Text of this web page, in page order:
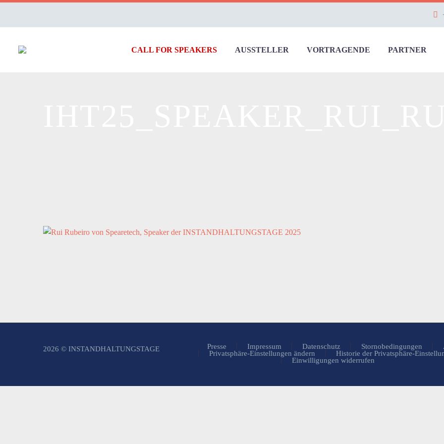
CALL FOR SPEAKERS AUSSTELLER VORTRAGENDE PARTNER
Presse Impressum Datenschutz Stornobedingungen
Privatsphäre-Einstellungen ändern
Historie der Privatsphäre-
Einwilligungen widerrufen
2026 © INSTANDHALTUNGSTAGE